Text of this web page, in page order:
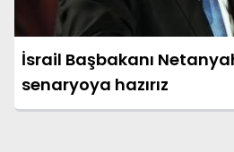
İsrail Başbakanı
senaryoya hazırız